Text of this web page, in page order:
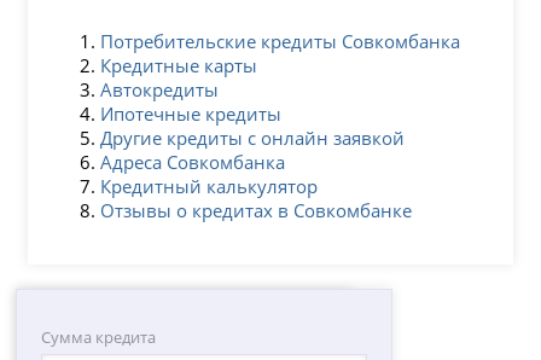
Потребительские кредиты Совкомбанка
Кредитные карты
Автокредиты
Ипотечные кредиты
Другие кредиты с онлайн заявкой
Адреса Совкомбанка
Кредитный калькулятор
Отзывы о кредитах в Совкомбанке
Сумма кредита